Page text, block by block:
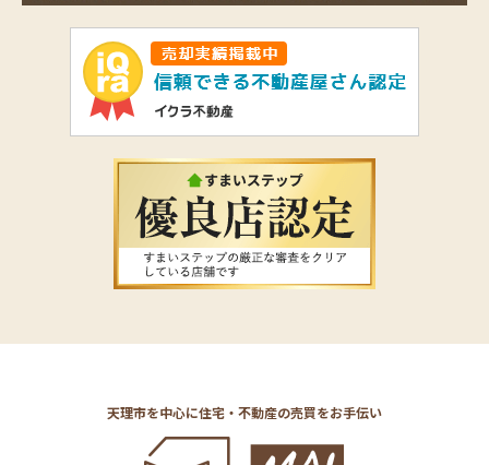
天理市を中心に住宅・不動産の売買をお手伝い